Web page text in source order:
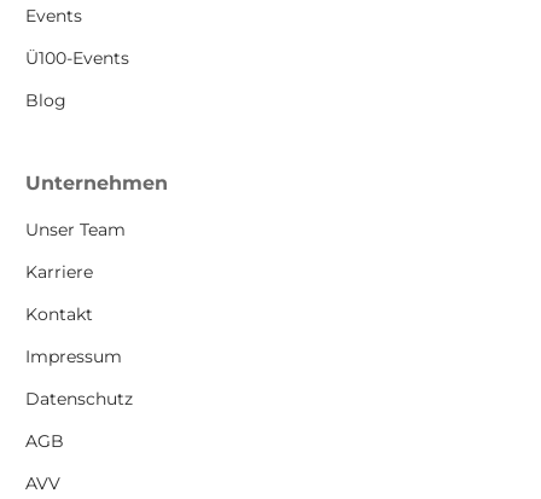
Events
Ü100-Events
Blog
Unternehmen
Unser Team
Karriere
Kontakt
Impressum
Datenschutz
AGB
AVV